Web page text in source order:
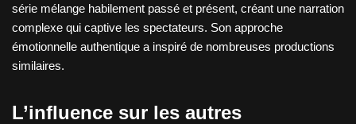
série mélange habilement passé et présent, créant une narration
complexe qui captive les spectateurs. Son approche
émotionnelle authentique a inspiré de nombreuses productions
similaires.
L’influence sur les autres